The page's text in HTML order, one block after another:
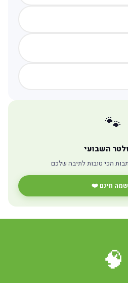
🐾
השבועי
הכי טובות לתיבה שלכם
חינם ❤️
🧠